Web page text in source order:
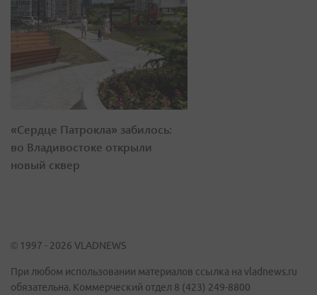
«Сердце Патрокла» забилось:
во Владивостоке открыли
новый сквер
© 1997 - 2026 VLADNEWS
При любом использовании материалов ссылка на vladnews.ru
обязательна. Коммерческий отдел 8 (423) 249-8800